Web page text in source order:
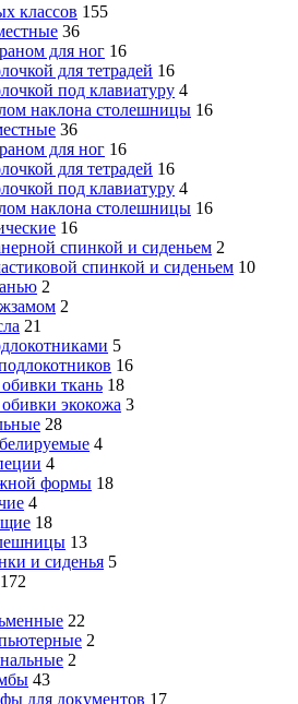
классов 155
36
для ног 16
для тетрадей 16
под клавиатуру 4
наклона столешницы 16
36
для ног 16
для тетрадей 16
под клавиатуру 4
наклона столешницы 16
16
спинкой и сиденьем 2
спинкой и сиденьем 10
2
2
21
5
16
ткань 18
экокожа 3
28
4
4
формы 18
4
18
13
и сиденья 5
172
22
2
2
43
для документов 17